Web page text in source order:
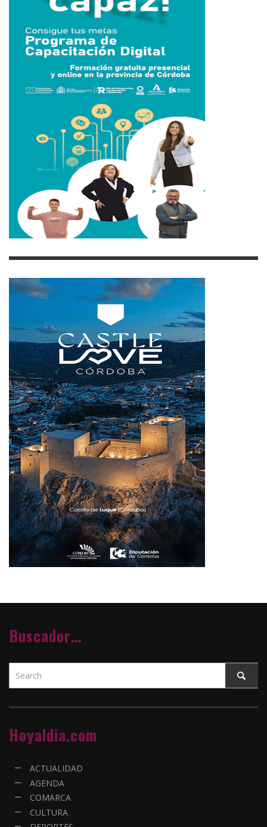
Buscador…
Hoyaldia.com
ACTUALIDAD
AGENDA
COMARCA
CULTURA